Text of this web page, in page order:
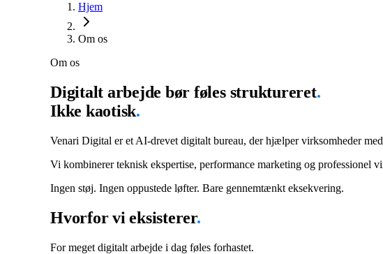
Hjem
Om os
Om os
Digitalt arbejde bør føles struktureret.
Ikke kaotisk.
Venari Digital er et AI-drevet digitalt bureau, der hjælper virksomheder
Vi kombinerer teknisk ekspertise, performance marketing og professionel
Ingen støj. Ingen oppustede løfter. Bare gennemtænkt eksekvering.
Hvorfor vi eksisterer.
For meget digitalt arbejde i dag føles forhastet.